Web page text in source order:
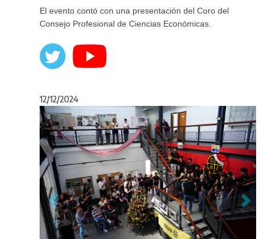
El evento contó con una presentación del Coro del
Consejo Profesional de Ciencias Económicas.
12/12/2024
Anterior